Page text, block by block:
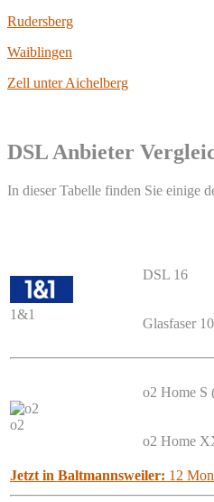
Rudersberg
Waiblingen
Zell unter Aichelberg
DSL Anbieter
In dieser Tabelle finden Sie einige
1&1
DSL 16
Glasfaser
o2
o2 Home S
o2 Home
Jetzt in Baltmannsweiler: 12